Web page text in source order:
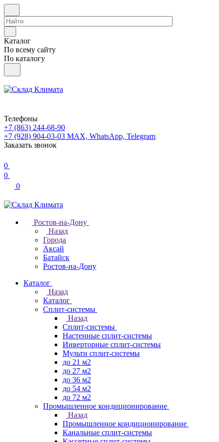
Каталог
По всему сайту
По каталогу
Телефоны
+7 (863) 244-68-90
+7 (928) 904-03-03 MAX, WhatsApp, Telegram
Заказать звонок
0
0
0
Ростов-на-Дону
Назад
Города
Аксай
Батайск
Ростов-на-Дону
Каталог
Назад
Каталог
Сплит-системы
Назад
Сплит-системы
Настенные сплит-системы
Инверторные сплит-системы
Мульти сплит-системы
до 21 м2
до 27 м2
до 36 м2
до 54 м2
до 72 м2
Промышленное кондиционирование
Назад
Промышленное кондиционирование
Канальные сплит-системы